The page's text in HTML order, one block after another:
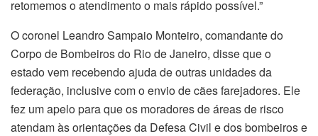
retomemos o atendimento o mais rápido possível.”
O coronel Leandro Sampaio Monteiro, comandante do
Corpo de Bombeiros do Rio de Janeiro, disse que o
estado vem recebendo ajuda de outras unidades da
federação, inclusive com o envio de cães farejadores. Ele
fez um apelo para que os moradores de áreas de risco
atendam às orientações da Defesa Civil e dos bombeiros e